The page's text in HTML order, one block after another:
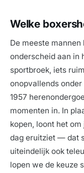
Welke
De meeste
onderscheid aan in
sportbroek, iets
onopvallends
1957
momenten in. In
kopen, loont het
dag eruitziet — dat
uiteindelijk ook
lopen we de keuze